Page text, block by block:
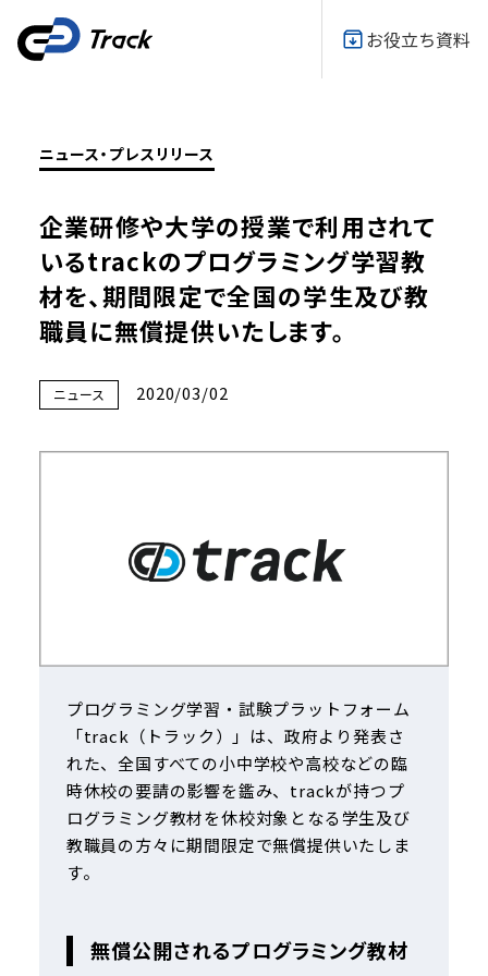
お役立ち資料
ニュース・プレスリリース
企業研修や大学の授業で利用されて
いるtrackのプログラミング学習教
材を、期間限定で全国の学生及び教
職員に無償提供いたします。
ニュース 2020/03/02
プログラミング学習・試験プラットフォーム
「track（トラック）」は、政府より発表さ
れた、全国すべての小中学校や高校などの臨
時休校の要請の影響を鑑み、trackが持つプ
ログラミング教材を休校対象となる学生及び
教職員の方々に期間限定で無償提供いたしま
す。
無償公開されるプログラミング教材